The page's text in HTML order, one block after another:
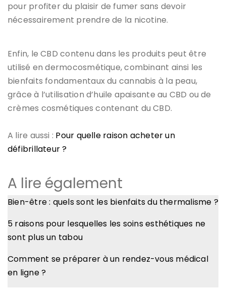
pour profiter du plaisir de fumer sans devoir
nécessairement prendre de la nicotine.
Enfin, le CBD contenu dans les produits peut être
utilisé en dermocosmétique, combinant ainsi les
bienfaits fondamentaux du cannabis à la peau,
grâce à l’utilisation d’huile apaisante au CBD ou de
crèmes cosmétiques contenant du CBD.
A lire aussi : Pour quelle raison acheter un
défibrillateur ?
A lire également
Bien-être : quels sont les bienfaits du thermalisme ?
5 raisons pour lesquelles les soins esthétiques ne
sont plus un tabou
Comment se préparer à un rendez-vous médical
en ligne ?